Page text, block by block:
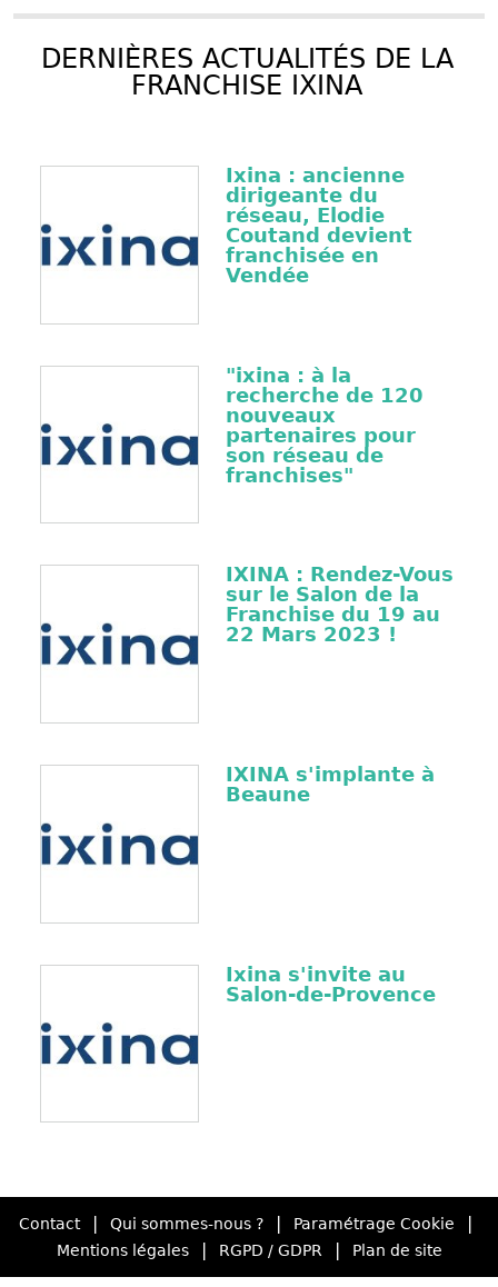
DERNIÈRES ACTUALITÉS DE LA
FRANCHISE IXINA
Ixina : ancienne
dirigeante du
réseau, Elodie
Coutand devient
franchisée en
Vendée
"ixina : à la
recherche de 120
nouveaux
partenaires pour
son réseau de
franchises"
IXINA : Rendez-Vous
sur le Salon de la
Franchise du 19 au
22 Mars 2023 !
IXINA s'implante à
Beaune
Ixina s'invite au
Salon-de-Provence
Contact Qui sommes-nous ? Paramétrage Cookie
Mentions légales RGPD / GDPR Plan de site